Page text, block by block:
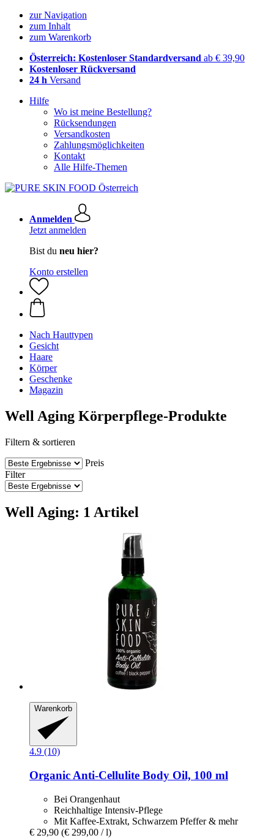
zur Navigation
zum Inhalt
zum Warenkorb
Österreich: Kostenloser Standardversand ab € 39,90
Kostenloser Rückversand
24 h Versand
Hilfe
Wo ist meine Bestellung?
Rücksendungen
Versandkosten
Zahlungsmöglichkeiten
Kontakt
Alle Hilfe-Themen
Anmelden
Jetzt anmelden
Bist du neu hier?
Konto erstellen
Nach Hauttypen
Gesicht
Haare
Körper
Geschenke
Magazin
Well Aging Körperpflege-Produkte
Filtern & sortieren
Preis
Filter
Well Aging: 1 Artikel
Warenkorb
4.9 (10)
Organic Anti-​Cellulite Body Oil, 100 ml
Bei Orangenhaut
Reichhaltige Intensiv-Pflege
Mit Kaffee-Extrakt, Schwarzem Pfeffer & mehr
€ 29,90 (€ 299,00 / l)